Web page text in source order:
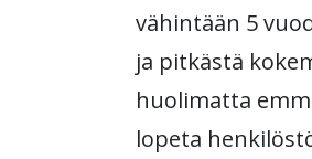
vähintään 5
ja pitkästä
huolimatta
lopeta